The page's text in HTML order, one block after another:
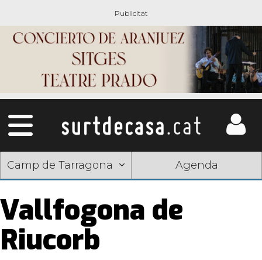
Camp de Tarragona Agenda
Vallfogona de
Riucorb